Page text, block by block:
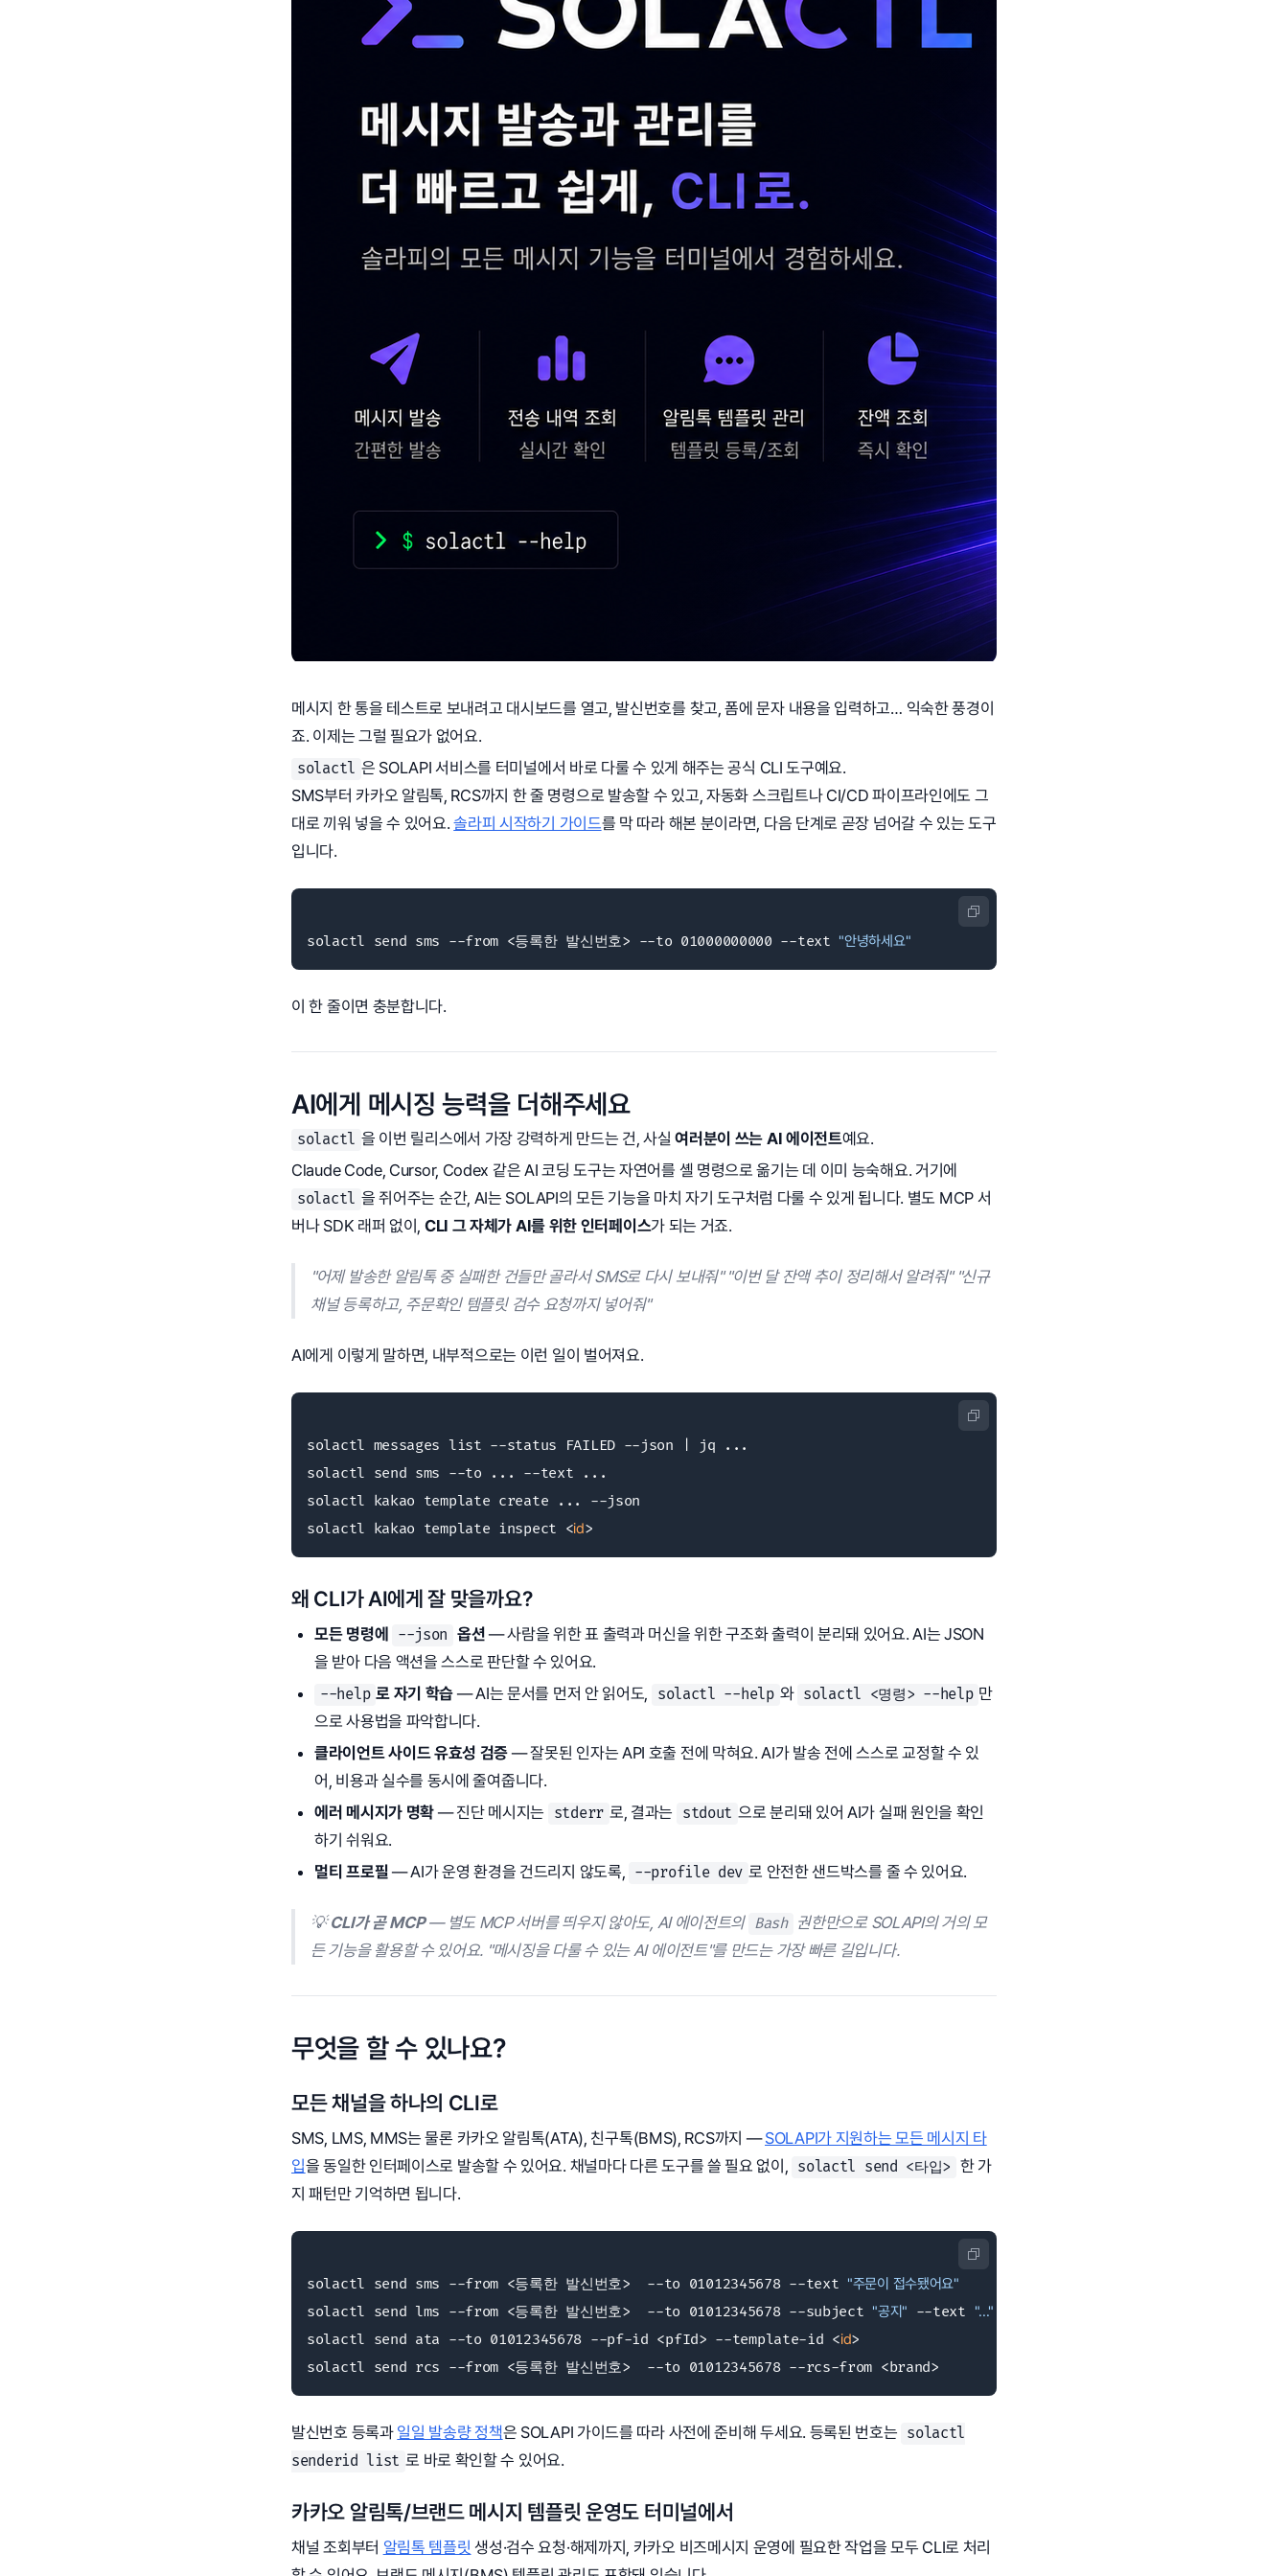
메시지 한 통을 테스트로 보내려고 대시보드를 열고, 발신번호를 찾고, 폼에 문자 내용을 입력하고… 익숙한 풍경이
죠. 이제는 그럴 필요가 없어요.
solactl 은 SOLAPI 서비스를 터미널에서 바로 다룰 수 있게 해주는 공식 CLI 도구예요.
SMS부터 카카오 알림톡, RCS까지 한 줄 명령으로 발송할 수 있고, 자동화 스크립트나 CI/CD 파이프라인에도 그
대로 끼워 넣을 수 있어요.솔라피 시작하기 가이드를 막 따라 해본 분이라면, 다음 단계로 곧장 넘어갈 수 있는 도구
입니다.
solactl send sms --from <등록한 발신번호> --to 01000000000 --text "안녕하세요"
이 한 줄이면 충분합니다.
AI에게 메시징 능력을 더해주세요
solactl 을 이번 릴리스에서 가장 강력하게 만드는 건, 사실여러분이 쓰는 AI 에이전트예요.
Claude Code, Cursor, Codex 같은 AI 코딩 도구는 자연어를 셸 명령으로 옮기는 데 이미 능숙해요. 거기에
solactl 을 쥐어주는 순간, AI는 SOLAPI의 모든 기능을 마치 자기 도구처럼 다룰 수 있게 됩니다. 별도 MCP 서
버나 SDK 래퍼 없이, CLI 그 자체가 AI를 위한 인터페이스가 되는 거죠.
"어제 발송한 알림톡 중 실패한 건들만 골라서 SMS로 다시 보내줘" "이번 달 잔액 추이 정리해서 알려줘" "신규
채널 등록하고, 주문확인 템플릿 검수 요청까지 넣어줘"
AI에게 이렇게 말하면, 내부적으로는 이런 일이 벌어져요.
solactl messages list --status FAILED --json | jq ...
solactl send sms --to ... --text ...
solactl kakao template create ... --json
solactl kakao template inspect <id>
왜 CLI가 AI에게 잘 맞을까요?
모든 명령에 --json 옵션— 사람을 위한 표 출력과 머신을 위한 구조화 출력이 분리돼 있어요. AI는 JSON
을 받아 다음 액션을 스스로 판단할 수 있어요.
--help 로 자기 학습— AI는 문서를 먼저 안 읽어도, solactl --help 와 solactl <명령> --help 만
으로 사용법을 파악합니다.
클라이언트 사이드 유효성 검증— 잘못된 인자는 API 호출 전에 막혀요. AI가 발송 전에 스스로 교정할 수 있
어, 비용과 실수를 동시에 줄여줍니다.
에러 메시지가 명확— 진단 메시지는 stderr 로, 결과는 stdout 으로 분리돼 있어 AI가 실패 원인을 확인
하기 쉬워요.
멀티 프로필 — AI가 운영 환경을 건드리지 않도록, --profile dev 로 안전한 샌드박스를 줄 수 있어요.
💡CLI가 곧 MCP— 별도 MCP 서버를 띄우지 않아도, AI 에이전트의 Bash 권한만으로 SOLAPI의 거의 모
든 기능을 활용할 수 있어요. "메시징을 다룰 수 있는 AI 에이전트"를 만드는 가장 빠른 길입니다.
무엇을 할 수 있나요?
모든 채널을 하나의 CLI로
SMS, LMS, MMS는 물론 카카오 알림톡(ATA), 친구톡(BMS), RCS까지 —SOLAPI가 지원하는 모든 메시지 타
입을 동일한 인터페이스로 발송할 수 있어요. 채널마다 다른 도구를 쓸 필요 없이, solactl send <타입> 한 가
지 패턴만 기억하면 됩니다.
solactl send sms --from <등록한 발신번호>  --to 01012345678 --text "주문이 접수됐어요"
solactl send lms --from <등록한 발신번호>  --to 01012345678 --subject "공지" --text "..."
solactl send ata --to 01012345678 --pf-id <pfId> --template-id <id>
solactl send rcs --from <등록한 발신번호>  --to 01012345678 --rcs-from <brand>
발신번호 등록과 일일 발송량 정책은 SOLAPI 가이드를 따라 사전에 준비해 두세요. 등록된 번호는 solactl
senderid list 로 바로 확인할 수 있어요.
카카오 알림톡/브랜드 메시지 템플릿 운영도 터미널에서
채널 조회부터 알림톡 템플릿 생성·검수 요청·해제까지, 카카오 비즈메시지 운영에 필요한 작업을 모두 CLI로 처리